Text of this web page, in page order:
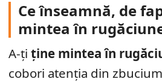
Ce înseamnă, de
mintea în
A-ți ține mintea în
cobori atenția din